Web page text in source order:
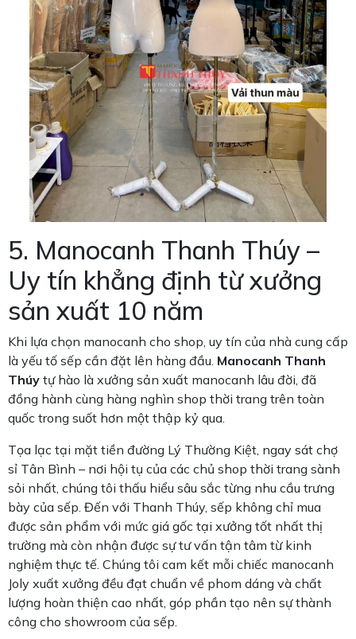
5. Manocanh Thanh Thúy –
Uy tín khẳng định từ xưởng
sản xuất 10 năm
Khi lựa chọn manocanh cho shop, uy tín của nhà cung cấp
là yếu tố sếp cần đặt lên hàng đầu. Manocanh Thanh
Thúy tự hào là xưởng sản xuất manocanh lâu đời, đã
đồng hành cùng hàng nghìn shop thời trang trên toàn
quốc trong suốt hơn một thập kỷ qua.
Tọa lạc tại mặt tiền đường Lý Thường Kiệt, ngay sát chợ
sỉ Tân Bình – nơi hội tụ của các chủ shop thời trang sành
sỏi nhất, chúng tôi thấu hiểu sâu sắc từng nhu cầu trưng
bày của sếp. Đến với Thanh Thúy, sếp không chỉ mua
được sản phẩm với mức giá gốc tại xưởng tốt nhất thị
trường mà còn nhận được sự tư vấn tận tâm từ kinh
nghiệm thực tế. Chúng tôi cam kết mỗi chiếc manocanh
Joly xuất xưởng đều đạt chuẩn về phom dáng và chất
lượng hoàn thiện cao nhất, góp phần tạo nên sự thành
công cho showroom của sếp.